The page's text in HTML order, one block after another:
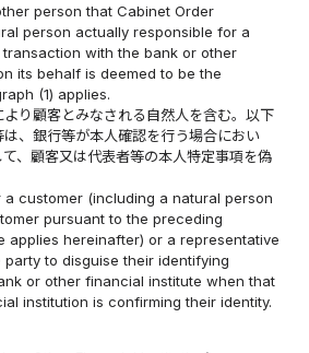
person that Cabinet Order
person actually responsible for a
with the bank or other
its behalf is deemed to be the
(1) applies.
り顧客とみなされる自然人を含む。以下
、銀行等が本人確認を行う場合におい
、顧客又は代表者等の本人特定事項を偽
a customer (including a natural person
pursuant to the preceding
applies hereinafter) or a representative
to disguise their identifying
or other financial institute when that
institution is confirming their identity.